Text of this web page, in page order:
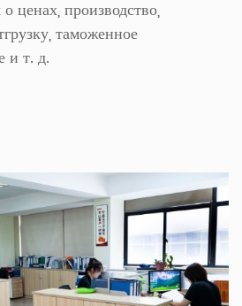
ценах, производство,
таможенное
и т. д.